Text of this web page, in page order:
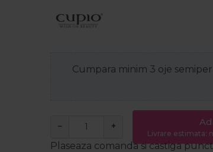
Cumpara minim 3 oje
− +
Livrare estimata:
Plaseaza comanda si castiga